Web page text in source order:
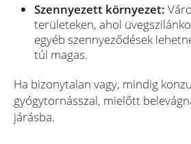
Szennyezett környezet:
területeken, ahol
egyéb szennyeződések
túl magas.
Ha bizonytalan vagy, mindig
gyógytornásszal, mielőtt
járásba.